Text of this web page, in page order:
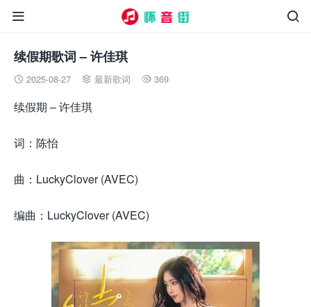


续假期歌词 – 许佳琪
 2025-08-27  最新歌词  369
续假期 – 许佳琪
词：陈怡
曲：LuckyClover (AVEC)
编曲：LuckyClover (AVEC)